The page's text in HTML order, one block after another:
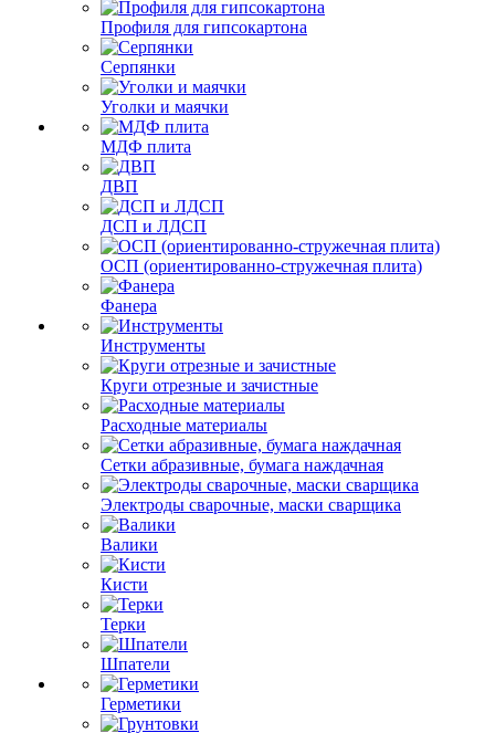
Профиля для гипсокартона
Серпянки
Уголки и маячки
МДФ плита
ДВП
ДСП и ЛДСП
ОСП (ориентированно-стружечная плита)
Фанера
Инструменты
Круги отрезные и зачистные
Расходные материалы
Сетки абразивные, бумага наждачная
Электроды сварочные, маски сварщика
Валики
Кисти
Терки
Шпатели
Герметики